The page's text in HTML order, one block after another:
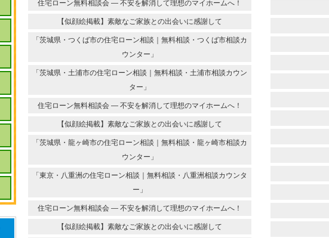
住宅ローン無料相談会 ― 不安を解消して理想のマイホームへ！
【似顔絵掲載】素敵なご家族との出会いに感謝して
「茨城県・つくば市の住宅ローン相談｜無料相談・つくば市相談カ
ウンター」
「茨城県・土浦市の住宅ローン相談｜無料相談・土浦市相談カウン
ター」
住宅ローン無料相談会 ― 不安を解消して理想のマイホームへ！
【似顔絵掲載】素敵なご家族との出会いに感謝して
「茨城県・龍ヶ崎市の住宅ローン相談｜無料相談・龍ヶ崎市相談カ
ウンター」
「東京・八重洲の住宅ローン相談｜無料相談・八重洲相談カウンタ
ー」
住宅ローン無料相談会 ― 不安を解消して理想のマイホームへ！
【似顔絵掲載】素敵なご家族との出会いに感謝して